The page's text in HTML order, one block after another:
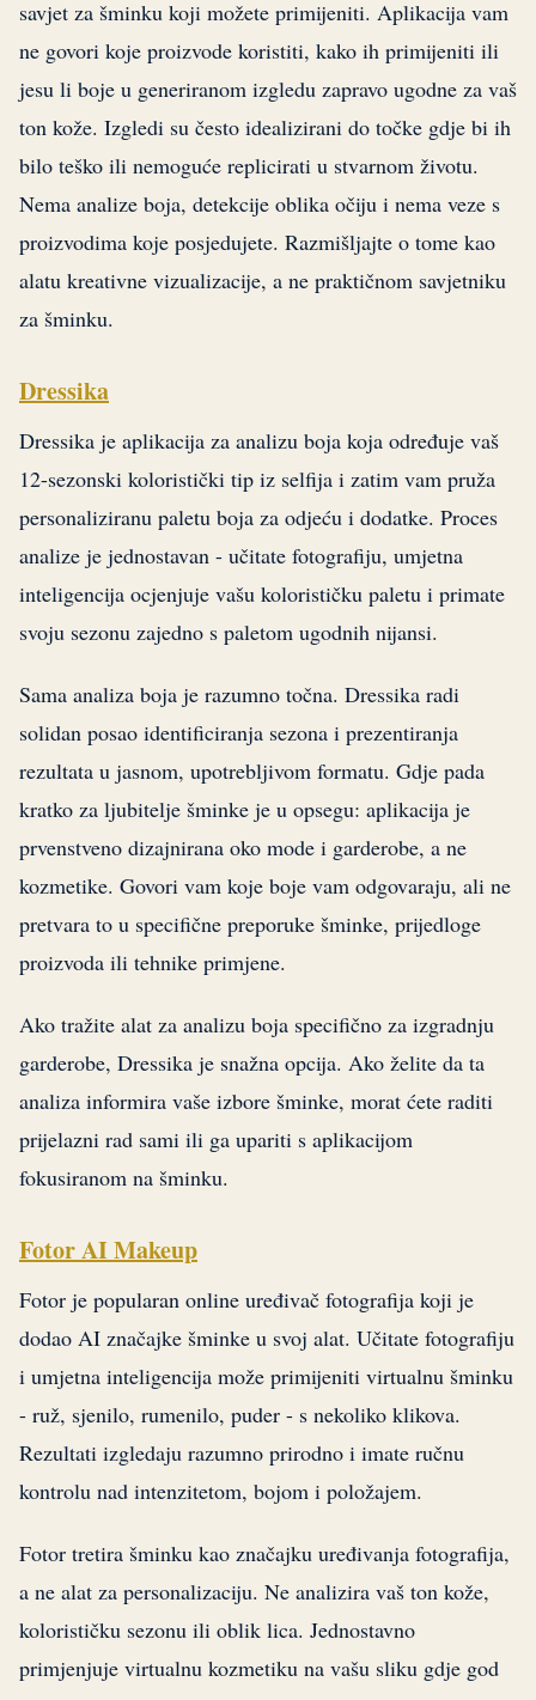
savjet za šminku koji možete primijeniti. Aplikacija vam
ne govori koje proizvode koristiti, kako ih primijeniti ili
jesu li boje u generiranom izgledu zapravo ugodne za vaš
ton kože. Izgledi su često idealizirani do točke gdje bi ih
bilo teško ili nemoguće replicirati u stvarnom životu.
Nema analize boja, detekcije oblika očiju i nema veze s
proizvodima koje posjedujete. Razmišljajte o tome kao
alatu kreativne vizualizacije, a ne praktičnom savjetniku
za šminku.
Dressika
Dressika je aplikacija za analizu boja koja određuje vaš
12-sezonski koloristički tip iz selfija i zatim vam pruža
personaliziranu paletu boja za odjeću i dodatke. Proces
analize je jednostavan - učitate fotografiju, umjetna
inteligencija ocjenjuje vašu kolorističku paletu i primate
svoju sezonu zajedno s paletom ugodnih nijansi.
Sama analiza boja je razumno točna. Dressika radi
solidan posao identificiranja sezona i prezentiranja
rezultata u jasnom, upotrebljivom formatu. Gdje pada
kratko za ljubitelje šminke je u opsegu: aplikacija je
prvenstveno dizajnirana oko mode i garderobe, a ne
kozmetike. Govori vam koje boje vam odgovaraju, ali ne
pretvara to u specifične preporuke šminke, prijedloge
proizvoda ili tehnike primjene.
Ako tražite alat za analizu boja specifično za izgradnju
garderobe, Dressika je snažna opcija. Ako želite da ta
analiza informira vaše izbore šminke, morat ćete raditi
prijelazni rad sami ili ga upariti s aplikacijom
fokusiranom na šminku.
Fotor AI Makeup
Fotor je popularan online uređivač fotografija koji je
dodao AI značajke šminke u svoj alat. Učitate fotografiju
i umjetna inteligencija može primijeniti virtualnu šminku
- ruž, sjenilo, rumenilo, puder - s nekoliko klikova.
Rezultati izgledaju razumno prirodno i imate ručnu
kontrolu nad intenzitetom, bojom i položajem.
Fotor tretira šminku kao značajku uređivanja fotografija,
a ne alat za personalizaciju. Ne analizira vaš ton kože,
kolorističku sezonu ili oblik lica. Jednostavno
primjenjuje virtualnu kozmetiku na vašu sliku gdje god